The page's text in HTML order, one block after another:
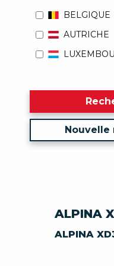
BELGIQUE
AUTRICHE
Nouvelle
ALPINA
ALPINA